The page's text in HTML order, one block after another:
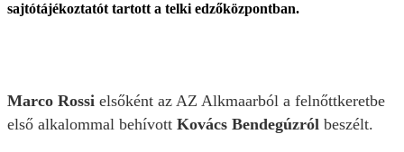
sajtótájékoztatót tartott a telki edzőközpontban.
Marco Rossi elsőként az AZ Alkmaarból a felnőttkeretbe
első alkalommal behívott Kovács Bendegúzról beszélt.